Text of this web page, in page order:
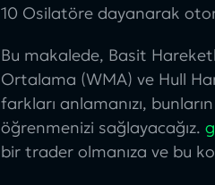
10 Osilatöre dayanarak
Bu makalede, Basit
Ortalama (WMA) ve Hull
farkları anlamanızı,
öğrenmenizi sağlayacağız.
bir trader olmanıza ve bu